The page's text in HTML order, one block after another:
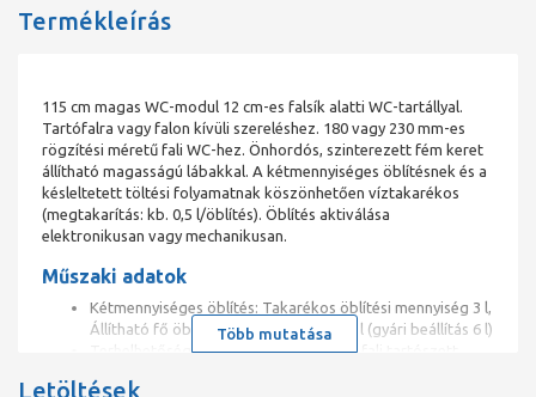
Termékleírás
115 cm magas WC-modul 12 cm-es falsík alatti WC-tartállyal.
Tartófalra vagy falon kívüli szereléshez. 180 vagy 230 mm-es
rögzítési méretű fali WC-hez. Önhordós, szinterezett fém keret
állítható magasságú lábakkal. A kétmennyiséges öblítésnek és a
késleltetett töltési folyamatnak köszönhetően víztakarékos
(megtakarítás: kb. 0,5 l/öblítés). Öblítés aktiválása
elektronikusan vagy mechanikusan.
Műszaki adatok
Kétmennyiséges öblítés: Takarékos öblítési mennyiség 3 l,
Állítható fő öblítési mennyiség 4/5/6/7 l (gyári beállítás 6 l)
Terhelhetőség: max. 400 kg (MONTUS fali tartószett
Alapanyag: Keret Acél
Több mutatása
Letöltések